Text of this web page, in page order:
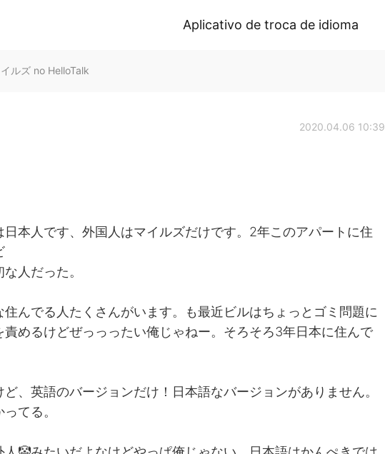
Aplicativo de troca de idioma
ルズ no HelloTalk
2020.04.06 10:39
本人です、外国人はマイルズだけです。2年このアパートに住
人だった。
んでる人たくさんがいます。も最近ビルはちょっとゴミ問題に
めるけどぜっっったい俺じゃねー。そろそろ3年日本に住んで
、英語のバージョンだけ！日本語なバージョンがありません。
てる。